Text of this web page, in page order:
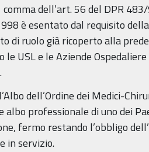
dell’art. 56 del DPR
è esentato dal requisito
di ruolo già ricoperto alla
le USL e le Aziende
dell’Ordine dei Medici-
albo professionale di uno dei
fermo restando l’obbligo
in servizio.